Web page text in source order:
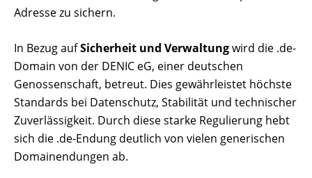
Adresse zu sichern.
In Bezug aufSicherheit und Verwaltungwird die .de-
Domain von der DENIC eG, einer deutschen
Genossenschaft, betreut. Dies gewährleistet höchste
Standards bei Datenschutz, Stabilität und technischer
Zuverlässigkeit. Durch diese starke Regulierung hebt
sich die .de-Endung deutlich von vielen generischen
Domainendungen ab.